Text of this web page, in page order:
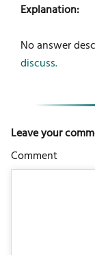
Explanation:
No answer
discuss.
Leave your
Comment